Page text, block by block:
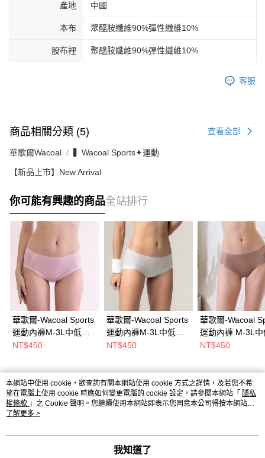
產地 中國
本布 聚醯胺纖維90%彈性纖維10%
股布裡 聚醯胺纖維90%彈性纖維10%
客服
商品相關分類 (5) 查看全部
華歌爾Wacoal ▍Wacoal Sports✦運動
【新品上市】New Arrival
你可能有興趣的商品全站排行
華歌爾-Wacoal Sports
運動內褲M-3L中低腰
三角褲(超越粉)
NT$450
華歌爾-Wacoal Sports
運動內褲M-3L中低腰
三角褲(灰) NS2387FR
NT$450
華歌爾-Wacoal
運動內褲 M-3L中
三角褲(輕盈藕)
NT$450
熱門標籤
本網站中使用 cookie，欲查詢有關本網站使用 cookie 方式之詳情，及若您不希
望在電腦上使用 cookie 時應如何變更電腦的 cookie 設定，請參閱本網站「 隱私
權條款 」之 Cookie 聲明。您繼續使用本網站即表示您同意本公司得按本網站使
用條款之 Cookie 聲明使用 cookie。
了解更多 >
我知道了